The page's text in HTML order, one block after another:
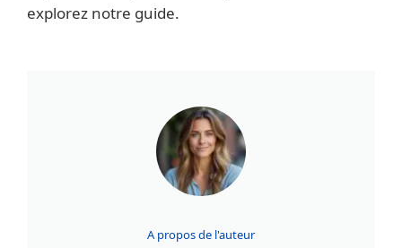
explorez notre guide.
A propos de l'auteur